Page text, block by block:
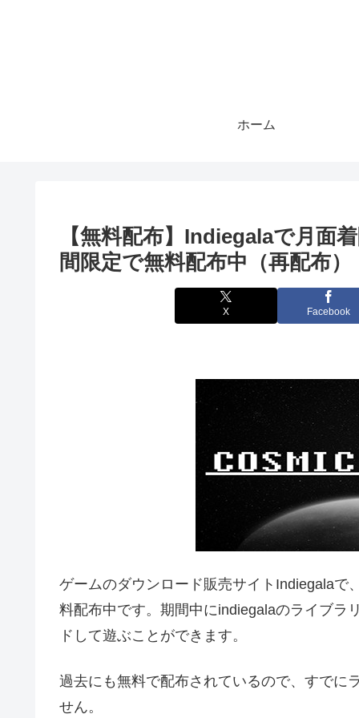
ホーム
【無料配布】Indiegalaで月面
間限定で無料配布中（再配布）
X Facebook
ゲームのダウンロード販売サイトIndiegalaで
料配布中です。期間中にindiegalaのライブラ
ドして遊ぶことができます。
過去にも無料で配布されているので、すでに
せん。